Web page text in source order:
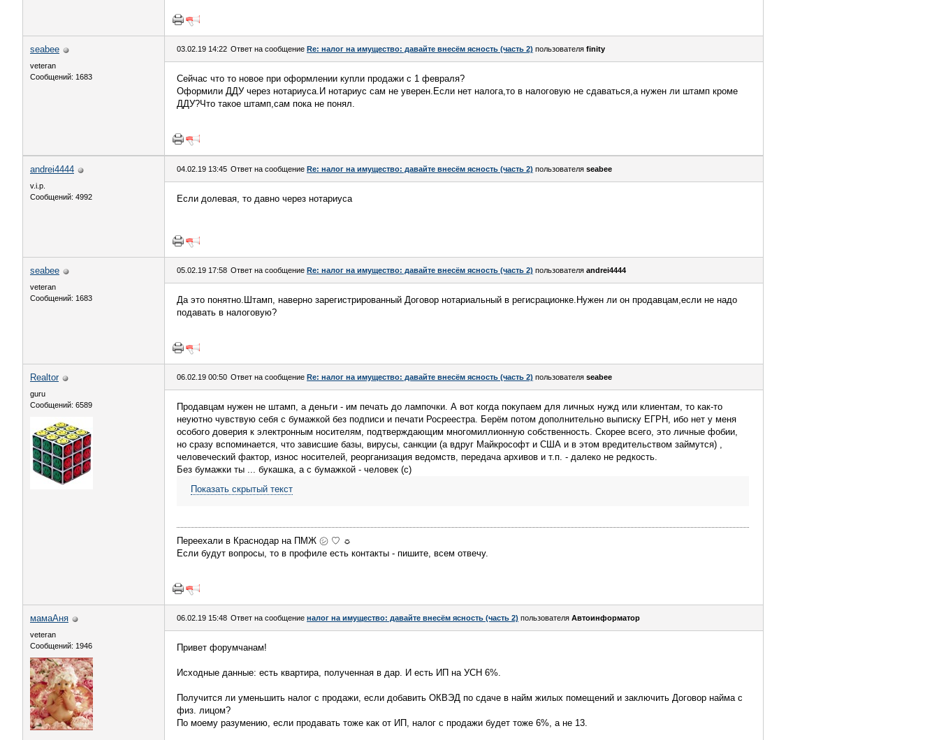
seabee
veteran
Сообщений: 1683
03.02.19 14:22 Ответ на сообщение Re: налог на имущество: давайте внесём ясность (часть 2) пользователя finity
Сейчас что то новое при оформлении купли продажи с 1 февраля?
Оформили ДДУ через нотариуса.И нотариус сам не уверен.Если нет налога,то в налоговую не сдаваться,а нужен ли штамп кроме
ДДУ?Что такое штамп,сам пока не понял.
andrei4444
v.i.p.
Сообщений: 4992
04.02.19 13:45 Ответ на сообщение Re: налог на имущество: давайте внесём ясность (часть 2) пользователя seabee
Если долевая, то давно через нотариуса
seabee
veteran
Сообщений: 1683
05.02.19 17:58 Ответ на сообщение Re: налог на имущество: давайте внесём ясность (часть 2) пользователя andrei4444
Да это понятно.Штамп, наверно зарегистрированный Договор нотариальный в регисрационке.Нужен ли он продавцам,если не надо
подавать в налоговую?
Realtor
guru
Сообщений: 6589
06.02.19 00:50 Ответ на сообщение Re: налог на имущество: давайте внесём ясность (часть 2) пользователя seabee
Продавцам нужен не штамп, а деньги - им печать до лампочки. А вот когда покупаем для личных нужд или клиентам, то как-то
неуютно чувствую себя с бумажкой без подписи и печати Росреестра. Берём потом дополнительно выписку ЕГРН, ибо нет у меня
особого доверия к электронным носителям, подтверждающим многомиллионную собственность. Скорее всего, это личные фобии,
но сразу вспоминается, что зависшие базы, вирусы, санкции (а вдруг Майкрософт и США и в этом вредительством займутся) ,
человеческий фактор, износ носителей, реорганизация ведомств, передача архивов и т.п. - далеко не редкость.
Без бумажки ты ... букашка, а с бумажкой - человек (с)
Показать скрытый текст
Переехали в Краснодар на ПМЖ ㋛ ♡ ☼
Если будут вопросы, то в профиле есть контакты - пишите, всем отвечу.
мамаАня
veteran
Сообщений: 1946
06.02.19 15:48 Ответ на сообщение налог на имущество: давайте внесём ясность (часть 2) пользователя Автоинформатор
Привет форумчанам!
Исходные данные: есть квартира, полученная в дар. И есть ИП на УСН 6%.
Получится ли уменьшить налог с продажи, если добавить ОКВЭД по сдаче в найм жилых помещений и заключить Договор найма с
физ. лицом?
По моему разумению, если продавать тоже как от ИП, налог с продажи будет тоже 6%, а не 13.